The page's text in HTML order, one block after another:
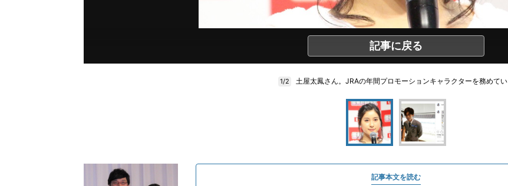
記事に戻る
1/2 土屋太鳳さん。JRAの年間プロモーションキャラクターを務めて
記事本文を読む